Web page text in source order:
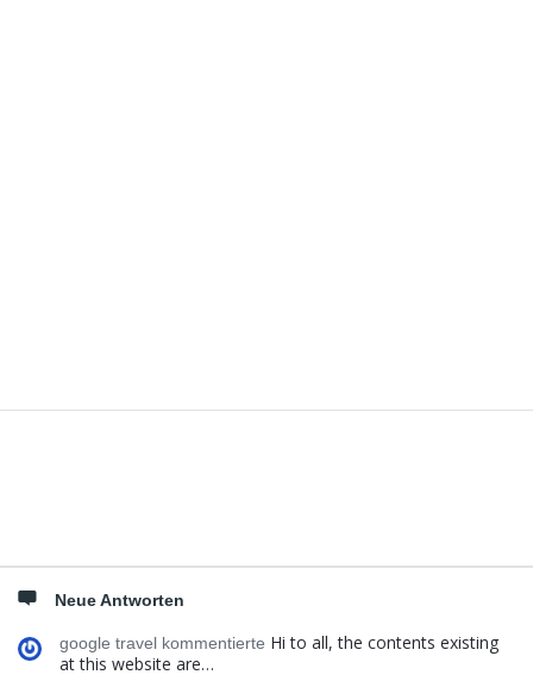
Neue Antworten
google travel kommentierte Hi to all, the contents existing
at this website are…